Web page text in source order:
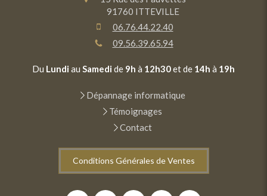
91760 ITTEVILLE
06.76.44.22.40
09.56.39.65.94
Du Lundi au Samedi de 9h à 12h30et de 14h à 19h
Dépannage informatique
Témoignages
Contact
Conditions Générales de Ventes